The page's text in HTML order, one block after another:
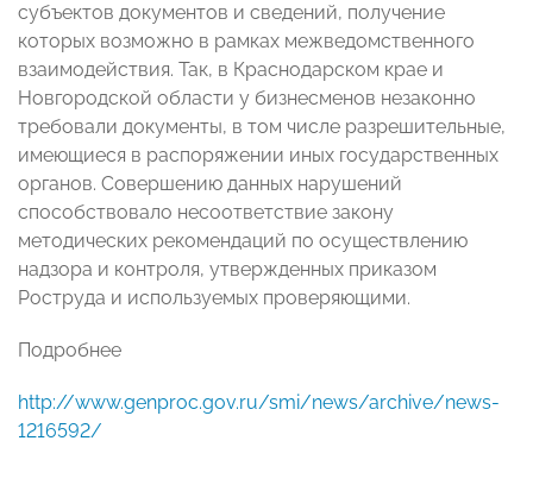
субъектов документов и сведений, получение
которых возможно в рамках межведомственного
взаимодействия. Так, в Краснодарском крае и
Новгородской области у бизнесменов незаконно
требовали документы, в том числе разрешительные,
имеющиеся в распоряжении иных государственных
органов. Совершению данных нарушений
способствовало несоответствие закону
методических рекомендаций по осуществлению
надзора и контроля, утвержденных приказом
Роструда и используемых проверяющими.
Подробнее
http://www.genproc.gov.ru/smi/news/archive/news-
1216592/